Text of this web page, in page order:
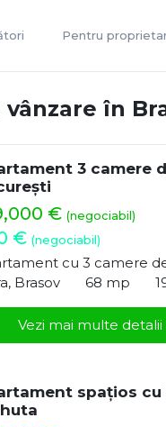
Pentru
în
3 camere
€ (negociabil)
€ (negociabil)
cu 3 camere
Brasov
68 mp
Vezi mai multe detalii
spațios cu